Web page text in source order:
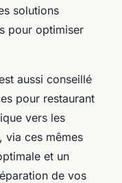
solutions
pour optimiser
aussi conseillé
pour restaurant
vers les
via ces mêmes
et un
de vos